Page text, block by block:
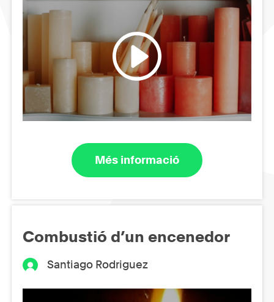
Més informació
Combustió d’un encenedor
Santiago Rodriguez